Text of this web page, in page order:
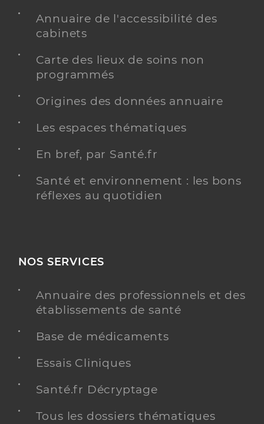
Annuaire de l'accessibilité des
cabinets
Carte des lieux de soins non
programmés
Origines des données annuaire
Les espaces thématiques
En bref, par Santé.fr
Santé et environnement : les bons
réflexes au quotidien
NOS SERVICES
Annuaire des professionnels et des
établissements de santé
Base de médicaments
Essais Cliniques
Santé.fr Décryptage
Tous les dossiers thématiques